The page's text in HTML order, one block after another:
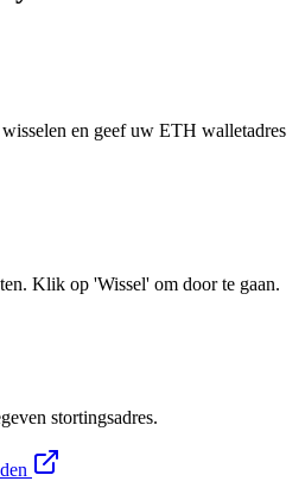
en geef uw ETH walletadres
Klik op 'Wissel' om door te gaan.
stortingsadres.